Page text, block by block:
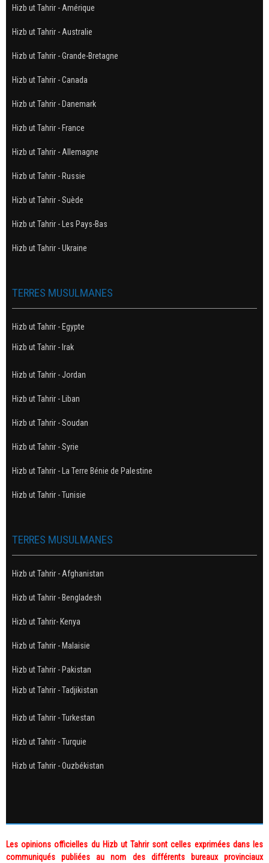
Hizb ut Tahrir - Amérique
Hizb ut Tahrir - Australie
Hizb ut Tahrir - Grande-Bretagne
Hizb ut Tahrir - Canada
Hizb ut Tahrir - Danemark
Hizb ut Tahrir - France
Hizb ut Tahrir - Allemagne
Hizb ut Tahrir - Russie
Hizb ut Tahrir - Suède
Hizb ut Tahrir - Les Pays-Bas
Hizb ut Tahrir - Ukraine
TERRES MUSULMANES
Hizb ut Tahrir - Egypte
Hizb ut Tahrir - Irak
Hizb ut Tahrir - Jordan
Hizb ut Tahrir - Liban
Hizb ut Tahrir - Soudan
Hizb ut Tahrir - Syrie
Hizb ut Tahrir - La Terre Bénie de Palestine
Hizb ut Tahrir - Tunisie
TERRES MUSULMANES
Hizb ut Tahrir - Afghanistan
Hizb ut Tahrir - Bengladesh
Hizb ut Tahrir- Kenya
Hizb ut Tahrir - Malaisie
Hizb ut Tahrir - Pakistan
Hizb ut Tahrir - Tadjikistan
Hizb ut Tahrir - Turkestan
Hizb ut Tahrir - Turquie
Hizb ut Tahrir - Ouzbékistan
Les opinions officielles du Hizb ut Tahrir sont celles exprimées dans les
communiqués publiées au nom des différents bureaux provinciaux